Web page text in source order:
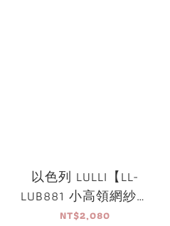
以色列 LULLI【LL-
LUB881 小高領網紗舞
衣】可放胸墊
NT$2,080